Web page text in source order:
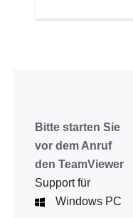
Bitte starten Sie
vor dem Anruf
den TeamViewer
Support für
Windows PC